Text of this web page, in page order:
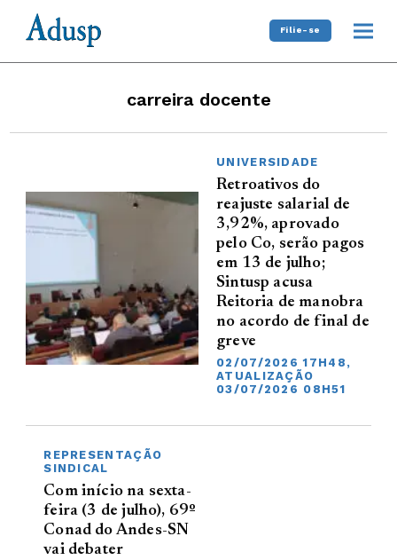
Filie-se
carreira docente
UNIVERSIDADE
Retroativos do
reajuste salarial de
3,92%, aprovado
pelo Co, serão pagos
em 13 de julho;
Sintusp acusa
Reitoria de manobra
no acordo de final de
greve
02/07/2026 17H48,
ATUALIZAÇÃO
03/07/2026 08H51
REPRESENTAÇÃO
SINDICAL
Com início na sexta-
feira (3 de julho), 69º
Conad do Andes-SN
vai debater